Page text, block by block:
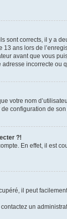
sont corrects, il y a
ans lors de
avant que vous
incorrecte
votre nom
configuration de son
?!
En effet, il est
il peut
un